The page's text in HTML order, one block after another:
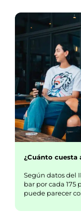
¿Cuánto cuesta
Según datos del
bar por cada 175
puede parecer